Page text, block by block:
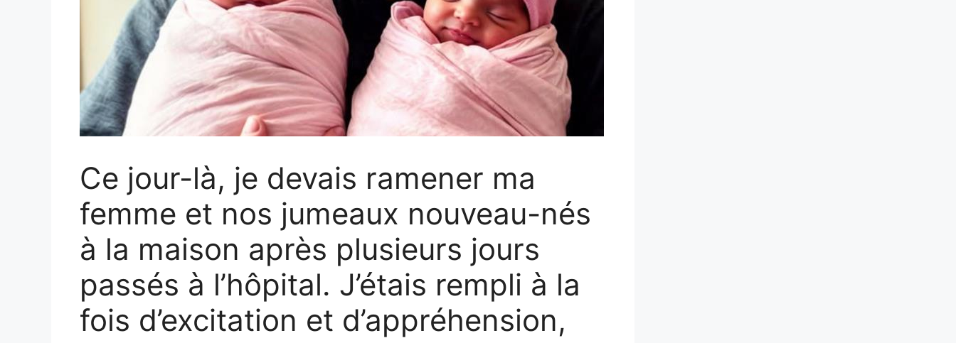
Ce jour-là, je devais ramener ma
femme et nos jumeaux nouveau-nés
à la maison après plusieurs jours
passés à l’hôpital. J’étais rempli à la
fois d’excitation et d’appréhension,